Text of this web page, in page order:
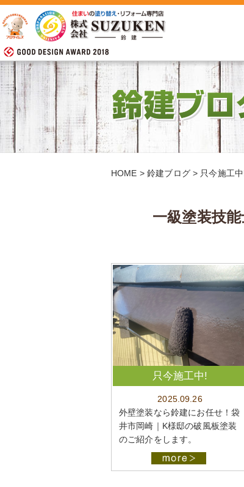
HOME > 鈴建ブログ > 只今施工
一級塗装技
只今施工中!
2025.09.26
外壁塗装なら鈴建にお任せ！袋
井市岡崎｜K様邸の破風板塗装
のご紹介をします。